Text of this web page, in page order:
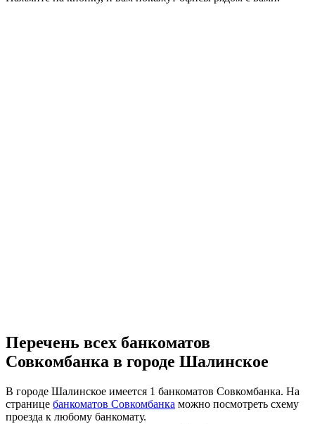
Перечень всех банкоматов
Совкомбанка в городе Шалинское
В городе Шалинское имеется 1 банкоматов Совкомбанка. На
странице банкоматов Совкомбанка можно посмотреть схему
проезда к любому банкомату.